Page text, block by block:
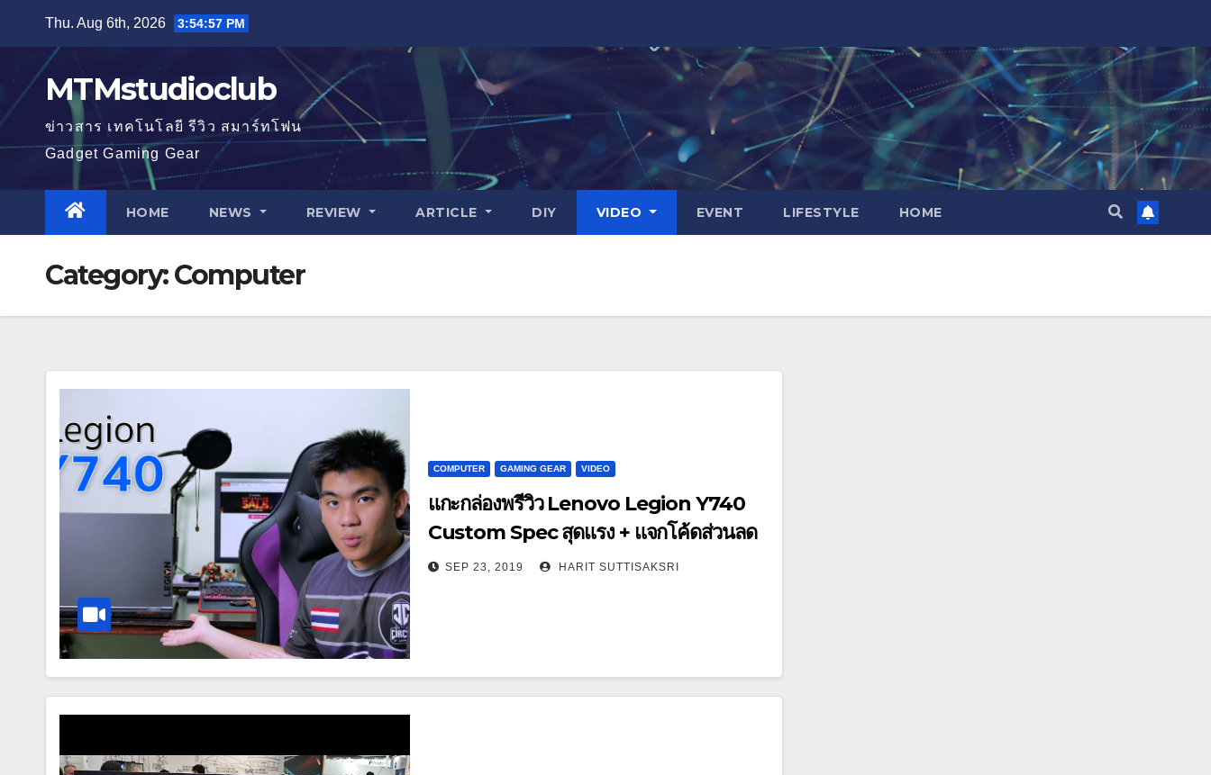
content
Thu. Aug 6th, 2026 3:54:58 PM
MTMstudioclub
ข่าวสาร เทคโนโลยี รีวิว สมาร์ทโฟน
Gadget Gaming Gear
HOME NEWS REVIEW ARTICLE DIY VIDEO EVENT LIFESTYLE HOME
Category:Computer
COMPUTER GAMING GEAR VIDEO
แกะกล่องพรีวิว Lenovo Legion Y740
Custom Spec สุดแรง + แจกโค้ดส่วนลด
SEP 23, 2019 HARIT SUTTISAKSRI